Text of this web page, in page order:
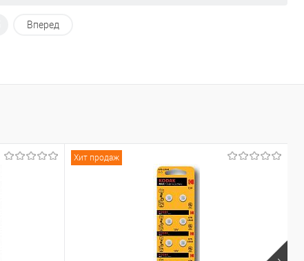
Вперед
Хит продаж